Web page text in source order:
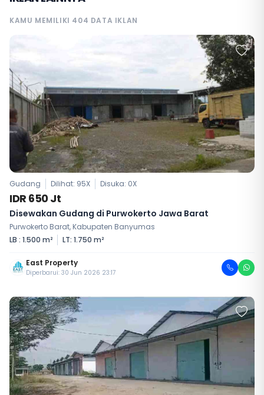
KAMU MEMILIKI 404 DATA IKLAN
Gudang Dilihat: 95X Disuka: 0X
IDR 650 Jt
Disewakan Gudang di Purwokerto Jawa Barat
Purwokerto Barat, Kabupaten Banyumas
LB : 1.500 m²
LT: 1.750 m²
East Property
Diperbarui: 30 Jun 2026 23:17